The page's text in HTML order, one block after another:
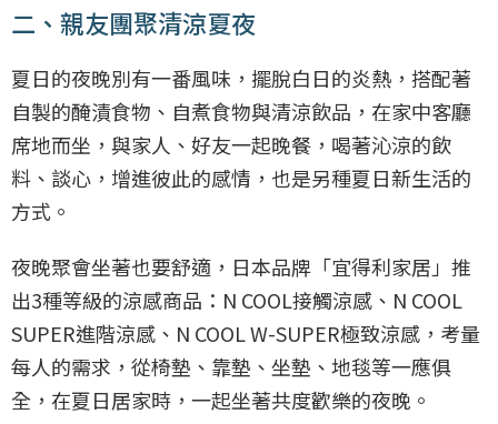
二、親友團聚清涼夏夜
夏日的夜晚別有一番風味，擺脫白日的炎熱，搭配著
自製的醃漬食物、自煮食物與清涼飲品，在家中客廳
席地而坐，與家人、好友一起晚餐，喝著沁涼的飲
料、談心，增進彼此的感情，也是另種夏日新生活的
方式。
夜晚聚會坐著也要舒適，日本品牌「宜得利家居」推
出3種等級的涼感商品：N COOL接觸涼感、N COOL
SUPER進階涼感、N COOL W-SUPER極致涼感，考量
每人的需求，從椅墊、靠墊、坐墊、地毯等一應俱
全，在夏日居家時，一起坐著共度歡樂的夜晚。